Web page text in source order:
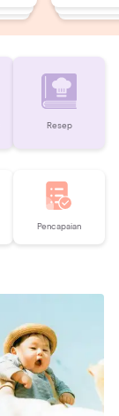
Resep
Pencapaian